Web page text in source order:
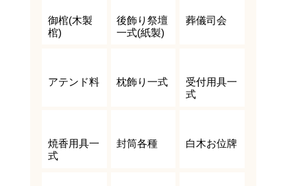
御棺(木製
棺)
後飾り祭壇
一式(紙製)
葬儀司会
アテンド料 枕飾り一式
受付用具一
式
焼香用具一
式
封筒各種 白木お位牌